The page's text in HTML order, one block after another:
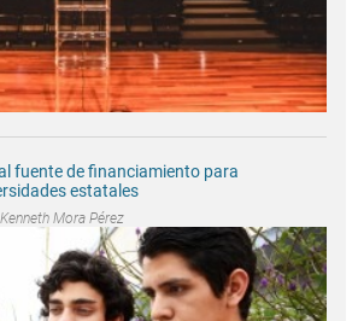
fuente de financiamiento para
estatales
Kenneth Mora Pérez